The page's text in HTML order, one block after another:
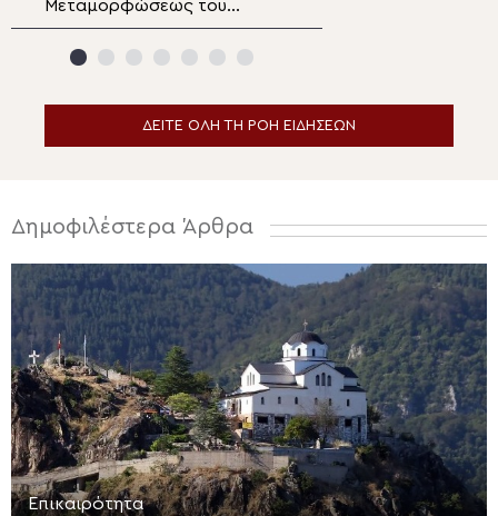
Μεταμορφώσεως του
Σωτήρος στα Λευκάκια
Ναυπλίου
ΔΕΙΤΕ ΟΛΗ ΤΗ ΡΟΗ ΕΙΔΗΣΕΩΝ
Δημοφιλέστερα Άρθρα
Επικαιρότητα